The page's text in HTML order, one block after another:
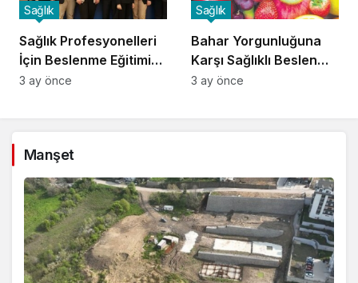
Sağlık Profesyonelleri
İçin Beslenme Eğitimi
Başladı
Sağlık
3 ay önce
Bahar Yorgunluğuna
Karşı Sağlıklı Beslenme
İpuçları
Sağlık
3 ay önce
Manşet